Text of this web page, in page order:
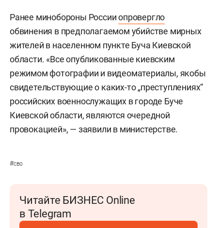
Ранее минобороны Россииопровергло
обвинения в предполагаемом убийстве мирных
жителей в населенном пункте Буча Киевской
области. «Все опубликованные киевским
режимом фотографии и видеоматериалы, якобы
свидетельствующие о каких-то „преступлениях“
российских военнослужащих в городе Буче
Киевской области, являются очередной
провокацией», — заявили в министерстве.
#сво
Читайте БИЗНЕС Online
в Telegram